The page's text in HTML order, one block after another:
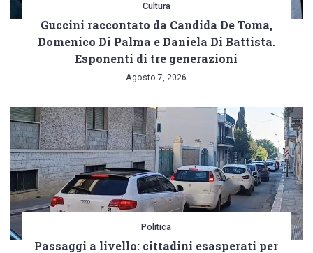
Cultura
Guccini raccontato da Candida De Toma,
Domenico Di Palma e Daniela Di Battista.
Esponenti di tre generazioni
Agosto 7, 2026
Politica
Passaggi a livello: cittadini esasperati per